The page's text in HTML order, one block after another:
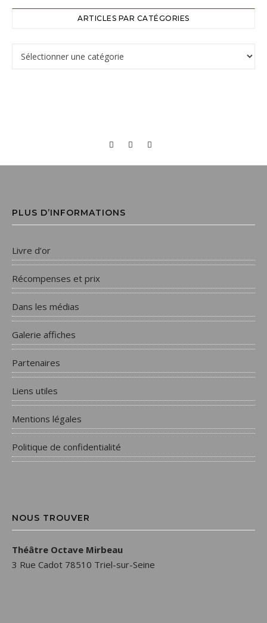
ARTICLES PAR CATÉGORIES
PLUS D’INFORMATIONS
Livre d’or
Récompenses et prix
Dans les médias
Galerie affiches
Partenaires
Liens utiles
Mentions légales
Politique de confidentialité
NOUS TROUVER
Théâtre Octave Mirbeau
3 Rue Cadot 78510 Triel-sur-Seine